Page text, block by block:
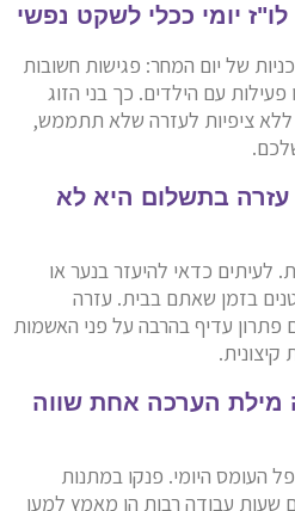
של יום המחר: פגישות חשובות
עם הילדים. כך בני הזוג
ללא ציפיות לעזרה שלא תתממש,
בתשלום היא לא
לעיתים כדאי להיעזר בנער או
בזמן שאתם בבית. עזרה
עדיף בהרבה על פני האשמות
קיצונית.
מילת הערכה אחת שווה
העומס היומי. פנקו במתנות
שעות עבודה רבות הן מאמץ למען